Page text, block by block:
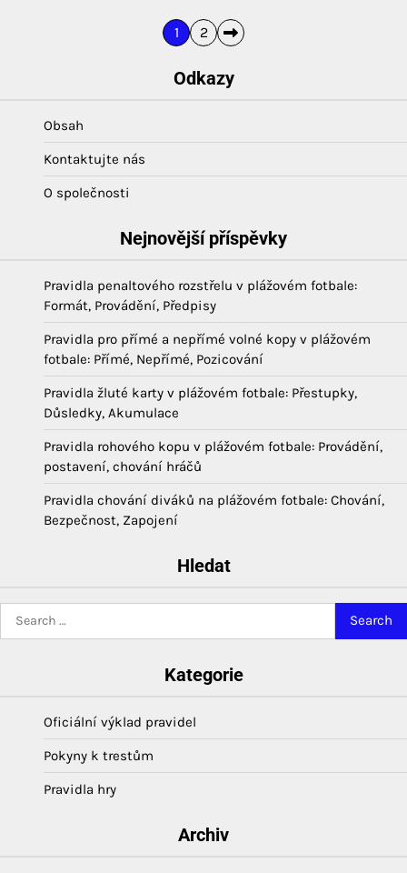
1 2
Odkazy
Obsah
Kontaktujte nás
O společnosti
Nejnovější příspěvky
Pravidla penaltového rozstřelu v plážovém fotbale:
Formát, Provádění, Předpisy
Pravidla pro přímé a nepřímé volné kopy v plážovém
fotbale: Přímé, Nepřímé, Pozicování
Pravidla žluté karty v plážovém fotbale: Přestupky,
Důsledky, Akumulace
Pravidla rohového kopu v plážovém fotbale: Provádění,
postavení, chování hráčů
Pravidla chování diváků na plážovém fotbale: Chování,
Bezpečnost, Zapojení
Hledat
Kategorie
Oficiální výklad pravidel
Pokyny k trestům
Pravidla hry
Archiv